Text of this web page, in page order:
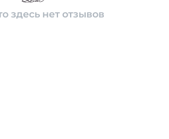
здесь нет отзывов